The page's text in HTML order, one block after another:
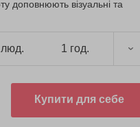
доповнюють візуальні та
1 год.
Купити для себе